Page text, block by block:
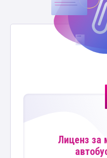
Лиценз за